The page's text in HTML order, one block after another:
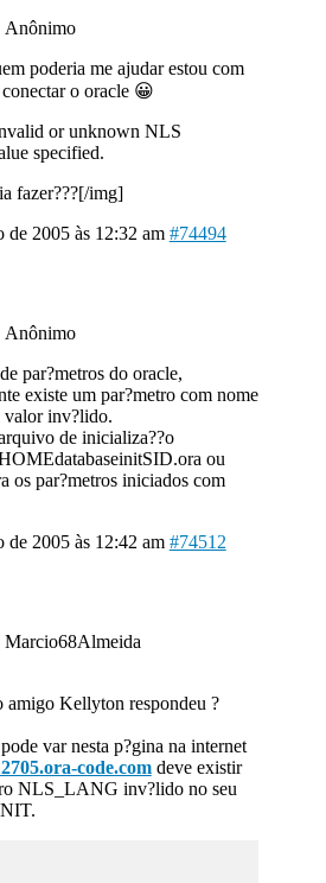
Anônimo
poderia me ajudar estou com
conectar o oracle 😀
or unknown NLS
specified.
fazer???[/img]
de 2005 às 12:32 am #74494
Anônimo
par?metros do oracle,
existe um par?metro com nome
valor inv?lido.
de inicializa??o
ou
os par?metros iniciados com
de 2005 às 12:42 am #74512
Marcio68Almeida
amigo Kellyton respondeu ?
var nesta p?gina na internet
code.comdeve existir
NLS_LANG inv?lido no seu